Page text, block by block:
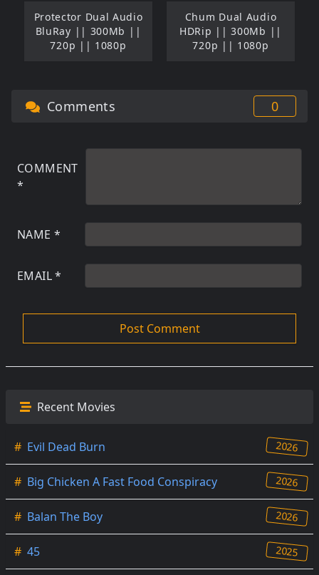
Protector Dual Audio
BluRay || 300Mb ||
720p || 1080p
Chum Dual Audio
HDRip || 300Mb ||
720p || 1080p
Comments 0
COMMENT
*
NAME *
EMAIL*
Recent Movies
# Evil Dead Burn 2026
# Big Chicken A Fast Food Conspiracy 2026
# Balan The Boy 2026
# 45 2025